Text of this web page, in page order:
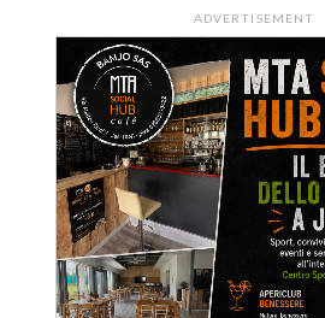
ADVERTISEMENT